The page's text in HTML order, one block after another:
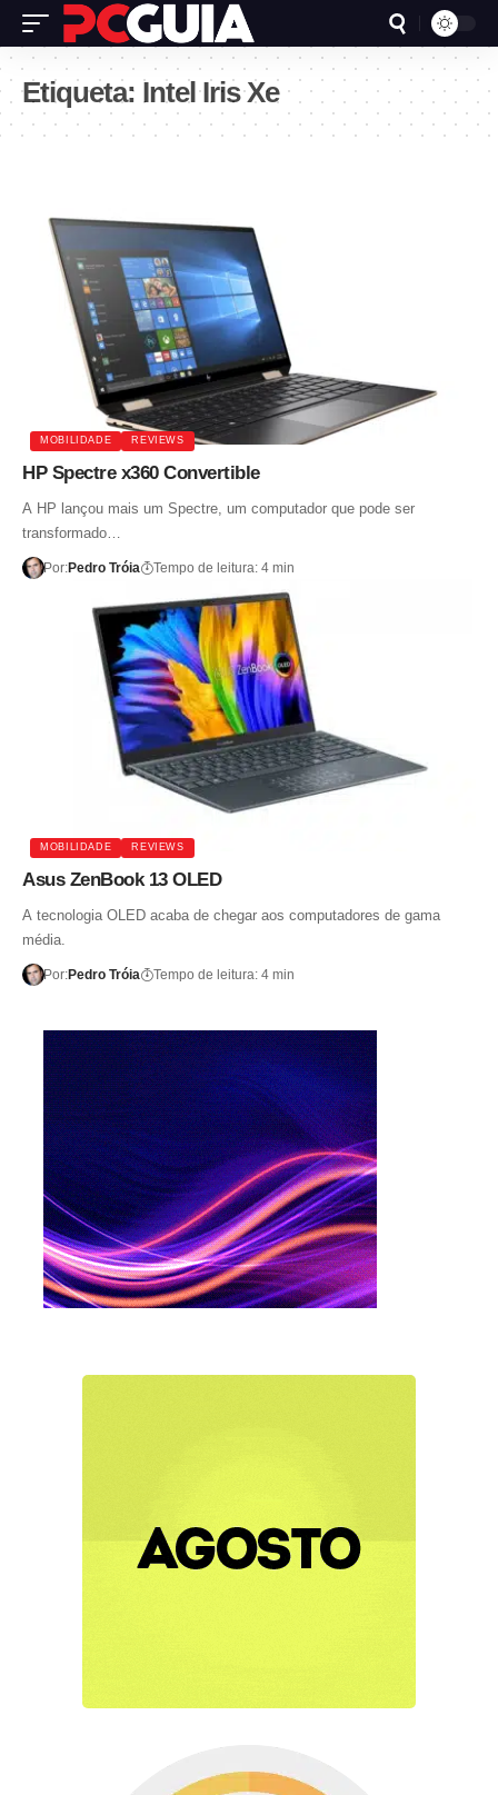
Etiqueta: Intel Iris Xe
MOBILIDADE REVIEWS
HP Spectre x360 Convertible
A HP lançou mais um Spectre, um computador que pode ser
transformado…
Por:Pedro Tróia Tempo de leitura: 4 min
MOBILIDADE REVIEWS
Asus ZenBook 13 OLED
A tecnologia OLED acaba de chegar aos computadores de gama
média.
Por:Pedro Tróia Tempo de leitura: 4 min